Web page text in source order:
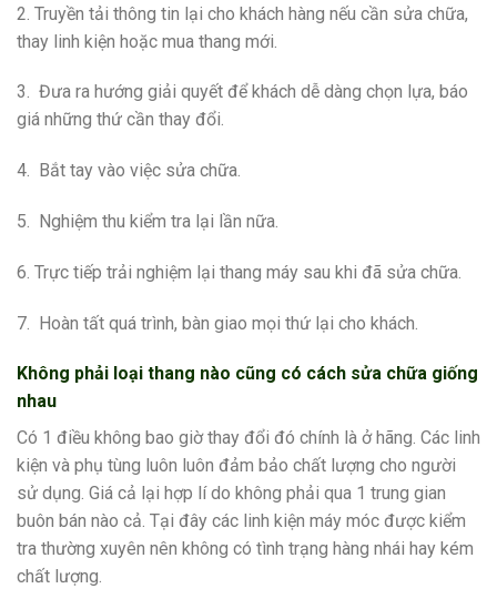
2. Truyền tải thông tin lại cho khách hàng nếu cần sửa chữa,
thay linh kiện hoặc mua thang mới.
3. Đưa ra hướng giải quyết để khách dễ dàng chọn lựa, báo
giá những thứ cần thay đổi.
4. Bắt tay vào việc sửa chữa.
5. Nghiệm thu kiểm tra lại lần nữa.
6. Trực tiếp trải nghiệm lại thang máy sau khi đã sửa chữa.
7. Hoàn tất quá trình, bàn giao mọi thứ lại cho khách.
Không phải loại thang nào cũng có cách sửa chữa giống
nhau
Có 1 điều không bao giờ thay đổi đó chính là ở hãng. Các linh
kiện và phụ tùng luôn luôn đảm bảo chất lượng cho người
sử dụng. Giá cả lại hợp lí do không phải qua 1 trung gian
buôn bán nào cả. Tại đây các linh kiện máy móc được kiểm
tra thường xuyên nên không có tình trạng hàng nhái hay kém
chất lượng.